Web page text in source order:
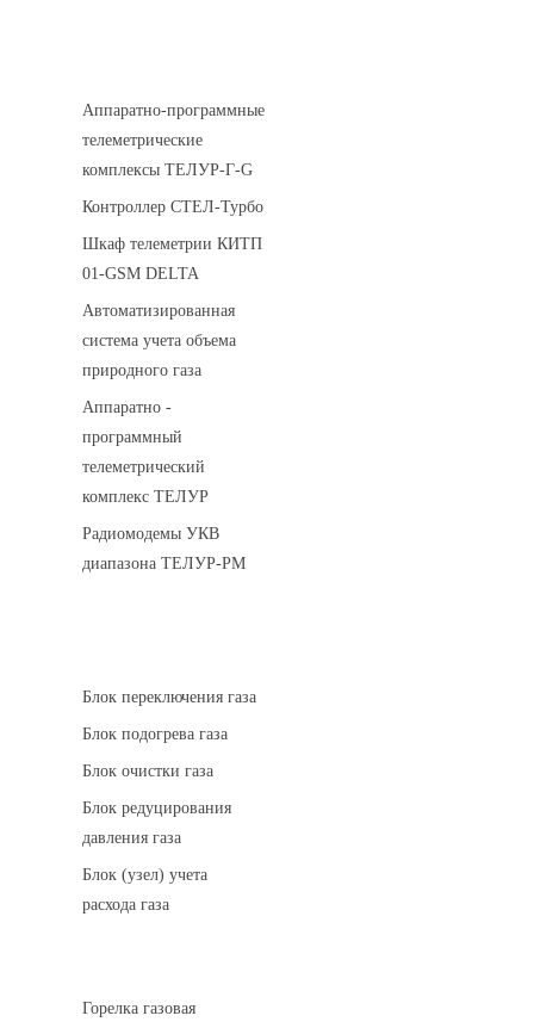
Аппаратно-программные
телеметрические
комплексы ТЕЛУР-Г-G
Контроллер СТЕЛ-Турбо
Шкаф телеметрии КИТП
01-GSM DELTA
Автоматизированная
система учета объема
природного газа
Аппаратно -
программный
телеметрический
комплекс ТЕЛУР
Радиомодемы УКВ
диапазона ТЕЛУР-РМ
Блок переключения газа
Блок подогрева газа
Блок очистки газа
Блок редуцирования
давления газа
Блок (узел) учета
расхода газа
Горелка газовая